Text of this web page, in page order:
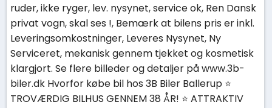
ruder, ikke ryger, lev. nysynet, service ok, Ren Dansk
privat vogn, skal ses !, Bemærk at bilens pris er inkl.
Leveringsomkostninger, Leveres Nysynet, Ny
Serviceret, mekanisk gennem tjekket og kosmetisk
klargjort. Se flere billeder og detaljer på www.3b-
biler.dk Hvorfor købe bil hos 3B Biler Ballerup ⭐
TROVÆRDIG BILHUS GENNEM 38 ÅR! ⭐ ATTRAKTIV